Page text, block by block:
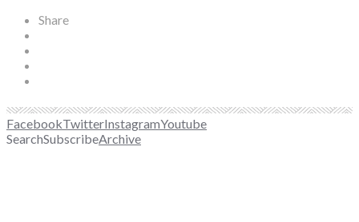
Share
FacebookTwitterInstagramYoutube
SearchSubscribeArchive